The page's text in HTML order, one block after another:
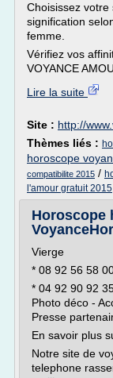
Choisissez
signification
femme.
Vérifiez vos
VOYANCE
Lire la suite
Site : http://
Thèmes liés :
horoscope
compatibilite 2015 /
l'amour gratuit 2015
Horoscope
Vierge
* 08 92 56 58
* 04 92 90 92
Photo déco -
Presse
En savoir plus
Notre site de
telephone